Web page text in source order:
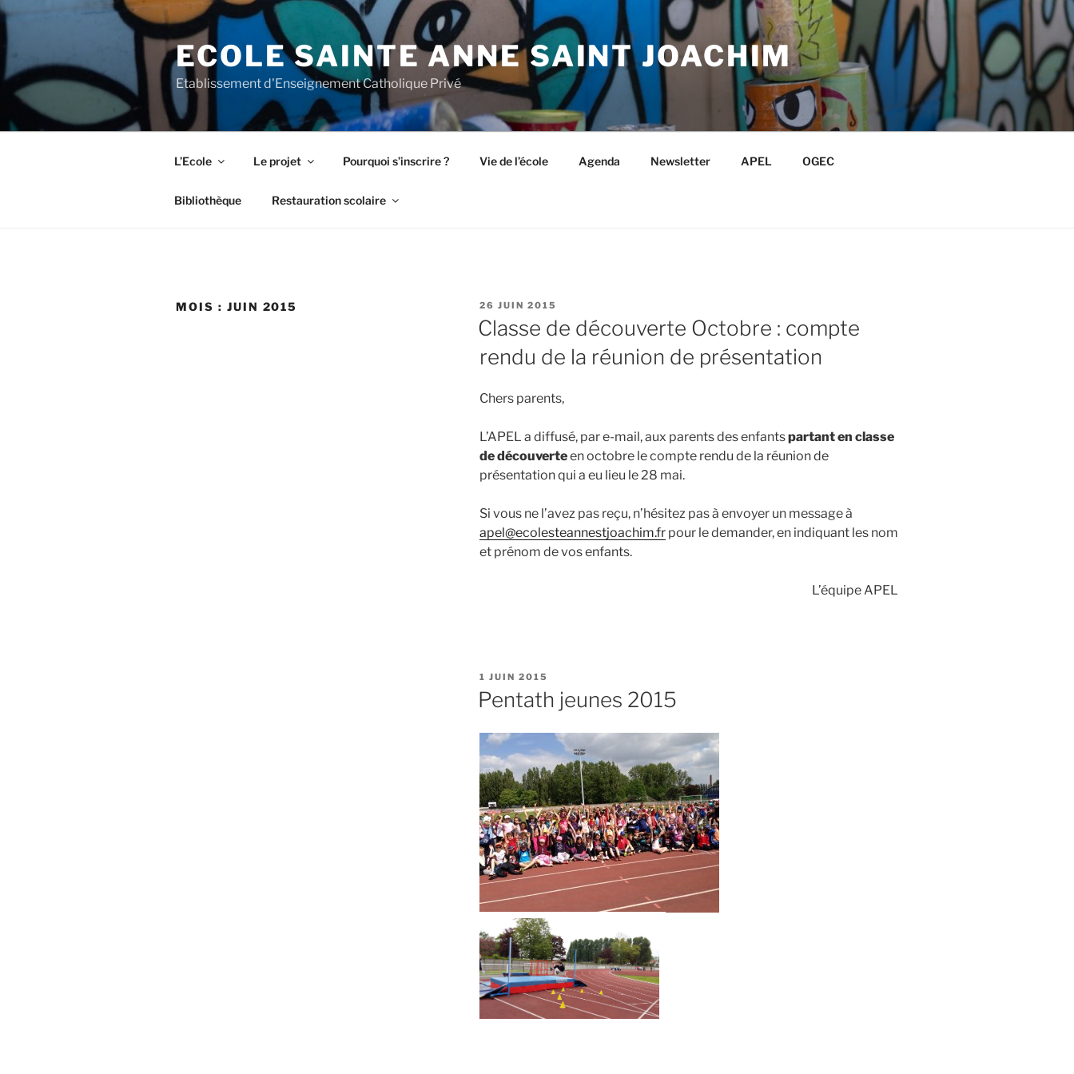
Aller
au
principal
ECOLE SAINTE ANNE SAINT JOACHIM
Etablissement d'Enseignement Catholique Privé
L’Ecole Le projet Pourquoi s’inscrire ? Vie de l’école Agenda Newsletter APEL OGEC
Bibliothèque Restauration scolaire
MOIS : JUIN 2015
PUBLIÉ
LE
26 JUIN 2015
Classe de découverte Octobre : compte
rendu de la réunion de présentation
Chers parents,
L’APEL a diffusé, par e-mail, aux parents des enfantspartant en classe
de découverteen octobre le compte rendu de la réunion de
présentation qui a eu lieu le 28 mai.
Si vous ne l’avez pas reçu, n’hésitez pas à envoyer un message à
apel@ecolesteannestjoachim.frpour le demander, en indiquant les nom
et prénom de vos enfants.
L’équipe APEL
PUBLIÉ
LE
1 JUIN 2015
Pentath jeunes 2015